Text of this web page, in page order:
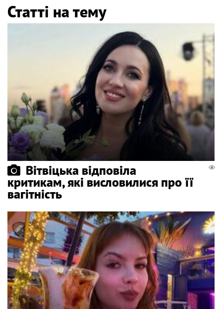
Статті на тему
Вітвіцька відповіла
критикам, які висловилися про її
вагітність